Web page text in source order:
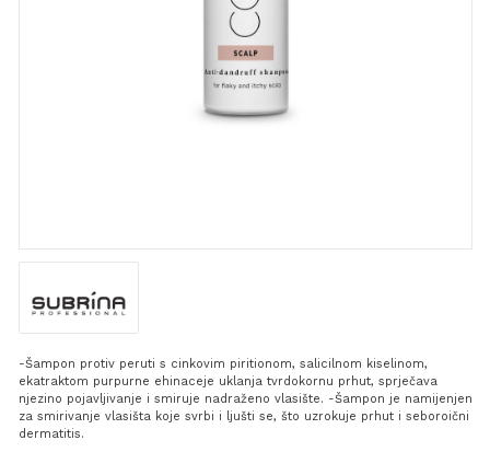
-Šampon protiv peruti s cinkovim piritionom, salicilnom kiselinom,
ekatraktom purpurne ehinaceje uklanja tvrdokornu prhut, sprječava
njezino pojavljivanje i smiruje nadraženo vlasište. -Šampon je namijenjen
za smirivanje vlasišta koje svrbi i ljušti se, što uzrokuje prhut i seboroični
dermatitis.